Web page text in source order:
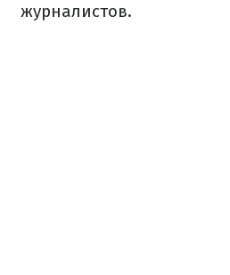
журналистов.